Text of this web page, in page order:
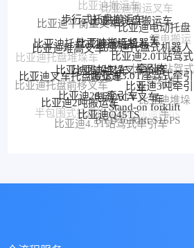
比亚迪平衡重叉车
步行式托盘搬运车
比亚迪托盘搬运车
比亚迪电动托盘
车
比亚迪托盘堆垛车
比亚迪堆高叉车
比亚迪托盘式搬运机器人
比亚迪搬运机器人
比亚迪托盘式机器人
比亚迪2.0T站驾式
牵引车
比亚迪站驾式
牵引车
比亚迪牵
引车
比亚迪前移叉车
比亚迪托盘前移叉车
比亚迪叉车托盘搬运车
比亚迪堆垛叉车
比亚迪堆垛叉车价格
比亚迪3.0T座驾式牵引
车
比亚迪3吨牵引
车
比亚迪堆垛
车
比亚迪P30S
比亚迪站驾式托盘搬运车
比亚迪仓储叉车
半包围式托盘搬运车
比亚迪2吨搬运车
比亚迪25T牵引车
电动AGV叉车
Stand-on forklift
BYD forklift S16PS
比亚迪4.5T站驾式牵引车
比亚迪Q45TS